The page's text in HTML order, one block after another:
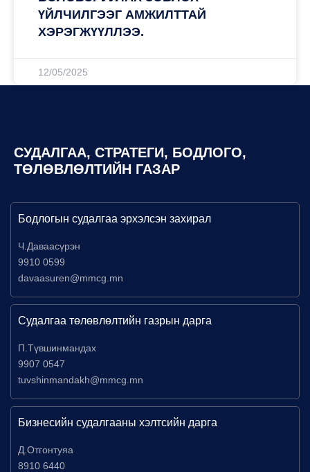
ҮЙЛЧИЛГЭЭГ АМЖИЛТТАЙ
ХЭРЭГЖҮҮЛЛЭЭ.
12/05/2025
СУДАЛГАА, СТРАТЕГИ, БОДЛОГО,
ТӨЛӨВЛӨЛТИЙН ГАЗАР
Бодлогын судалгаа эрхэлсэн захирал
Ч.Даваасүрэн
9910 0599
davaasuren@mmcg.mn
Судалгаа төлөвлөлтийн газрын дарга
П.Түвшинмандах
9907 0547
tuvshinmandakh@mmcg.mn
Бизнесийн судалгааны хэлтсийн дарга
Д.Отгонтуяа
8910 6440